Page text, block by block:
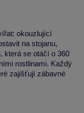
okouzlující
na stojanu,
která se otáčí o 360
rostlinami. Každý
zajišťují zábavné